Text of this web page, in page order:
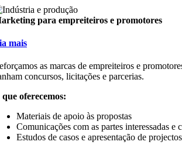
para empreiteiros e promotores
mais
as marcas de empreiteiros e
concursos, licitações e parcerias.
que oferecemos:
Materiais de apoio às propostas
Comunicações com as partes interessadas e
Estudos de casos e apresentação de projectos